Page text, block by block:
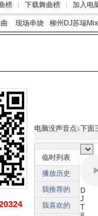
榜 下载舞曲榜 加入电
现场串烧 柳州DJ苏瑞
电脑没声音点↓下面
临时列表
播放历史
我推荐的
我喜欢的
D
J
T